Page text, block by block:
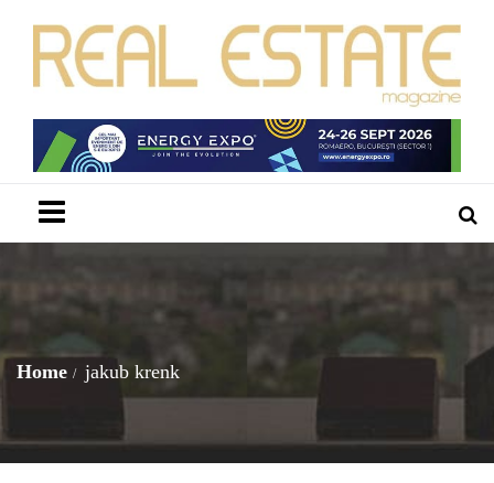
Home jakub krenk